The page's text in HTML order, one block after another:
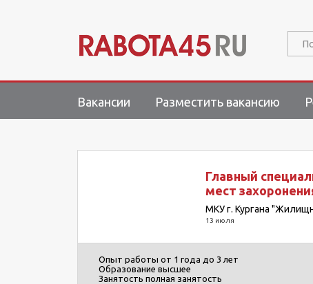
Вакансии Разместить вакансию
Главный
мест
МКУ г. Кургана
13 июля
Опыт работы от 1 года до 3 лет
Образование высшее
Занятость полная занятость